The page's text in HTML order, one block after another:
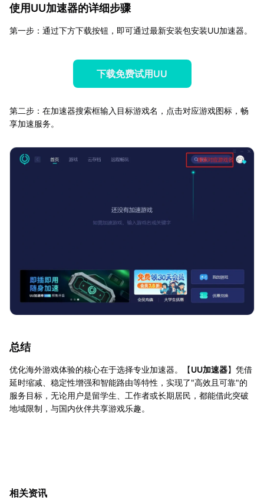
使用UU加速器的详细步骤
第一步：通过下方下载按钮，即可通过最新安装包安装UU加速器。
下载免费试用UU
第二步：在加速器搜索框输入目标游戏名，点击对应游戏图标，畅
享加速服务。
总结
优化海外游戏体验的核心在于选择专业加速器。【UU加速器】凭借
延时缩减、稳定性增强和智能路由等特性，实现了"高效且可靠"的
服务目标，无论用户是留学生、工作者或长期居民，都能借此突破
地域限制，与国内伙伴共享游戏乐趣。
相关资讯